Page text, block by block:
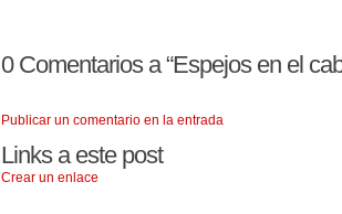
0Comentarios a “Espejos en el
Publicar un comentario en la entrada
Links a este post
Crear un enlace